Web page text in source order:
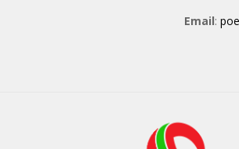
Email: